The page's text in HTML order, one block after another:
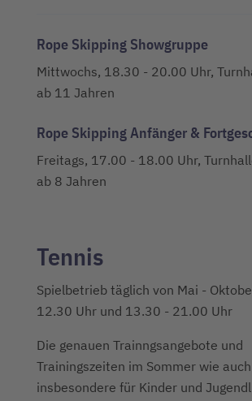
Rope Skipping Showgruppe
Mittwochs, 18.30 - 20.00 Uhr,
ab 11 Jahren
Rope Skipping Anfänger &
Freitags, 17.00 - 18.00 Uhr,
ab 8 Jahren
Tennis
Spielbetrieb täglich von Mai -
12.30 Uhr und 13.30 - 21.00 Uhr
Die genauen Trainngsangebote und
Trainingszeiten im Sommer wie
insbesondere für Kinder und